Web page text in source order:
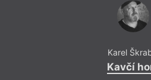
Karel
Kavčí